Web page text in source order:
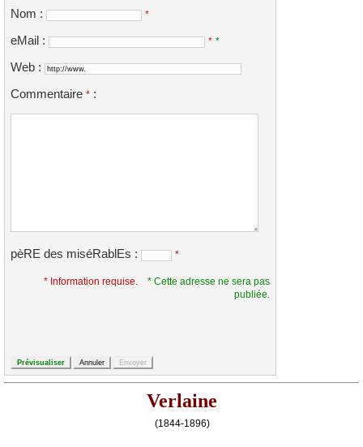
Nom : *
eMail : * *
Web :
Commentaire * :
pèRE des miséRablEs : *
* Information requise.
* Cette adresse ne sera pas
publiée.
Verlaine
(1844-1896)